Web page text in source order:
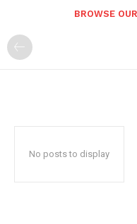
BROWSE
No posts to display